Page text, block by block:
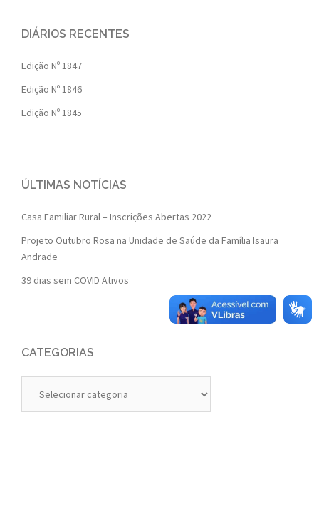
DIÁRIOS RECENTES
Edição Nº 1847
Edição Nº 1846
Edição Nº 1845
ÚLTIMAS NOTÍCIAS
Casa Familiar Rural – Inscrições Abertas 2022
Projeto Outubro Rosa na Unidade de Saúde da Família Isaura
Andrade
39 dias sem COVID Ativos
CATEGORIAS